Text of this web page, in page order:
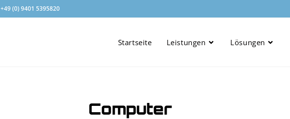
+49 (0) 9401 5395820
Startseite Leistungen Lösungen
Computer